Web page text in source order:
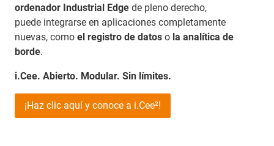
ordenador Industrial Edge de pleno derecho,
puede integrarse en aplicaciones completamente
nuevas, como el registro de datos o la analítica de
borde.
i.Cee. Abierto. Modular. Sin límites.
¡Haz clic aquí y conoce a i.Cee²!